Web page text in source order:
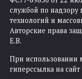
службой по
технологий и
Авторские права
Е.В.
При использовании
гиперссылка на сайт